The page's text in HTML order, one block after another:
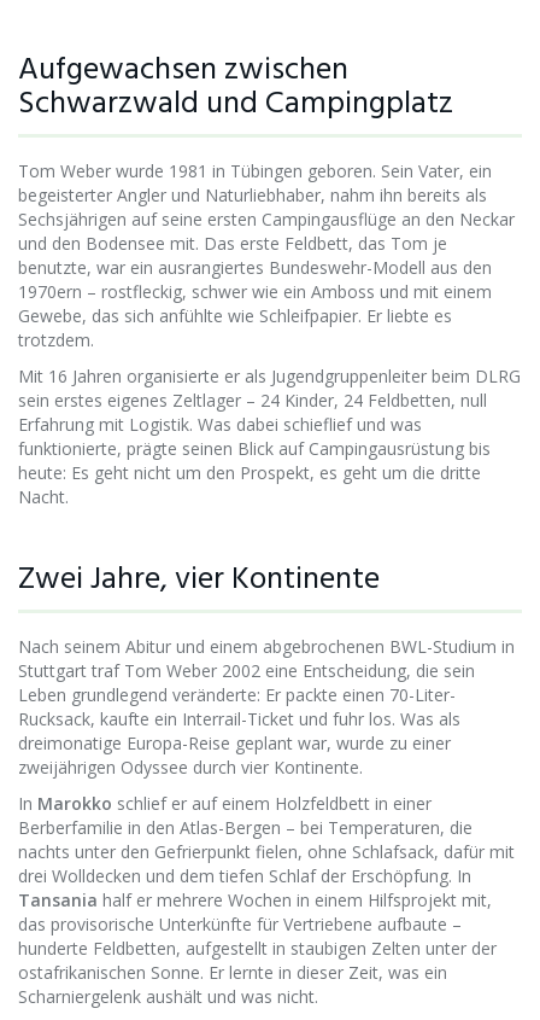
Aufgewachsen zwischen
Schwarzwald und Campingplatz
Tom Weber wurde 1981 in Tübingen geboren. Sein Vater, ein
begeisterter Angler und Naturliebhaber, nahm ihn bereits als
Sechsjährigen auf seine ersten Campingausflüge an den Neckar
und den Bodensee mit. Das erste Feldbett, das Tom je
benutzte, war ein ausrangiertes Bundeswehr-Modell aus den
1970ern – rostfleckig, schwer wie ein Amboss und mit einem
Gewebe, das sich anfühlte wie Schleifpapier. Er liebte es
trotzdem.
Mit 16 Jahren organisierte er als Jugendgruppenleiter beim DLRG
sein erstes eigenes Zeltlager – 24 Kinder, 24 Feldbetten, null
Erfahrung mit Logistik. Was dabei schieflief und was
funktionierte, prägte seinen Blick auf Campingausrüstung bis
heute: Es geht nicht um den Prospekt, es geht um die dritte
Nacht.
Zwei Jahre, vier Kontinente
Nach seinem Abitur und einem abgebrochenen BWL-Studium in
Stuttgart traf Tom Weber 2002 eine Entscheidung, die sein
Leben grundlegend veränderte: Er packte einen 70-Liter-
Rucksack, kaufte ein Interrail-Ticket und fuhr los. Was als
dreimonatige Europa-Reise geplant war, wurde zu einer
zweijährigen Odyssee durch vier Kontinente.
In Marokko schlief er auf einem Holzfeldbett in einer
Berberfamilie in den Atlas-Bergen – bei Temperaturen, die
nachts unter den Gefrierpunkt fielen, ohne Schlafsack, dafür mit
drei Wolldecken und dem tiefen Schlaf der Erschöpfung. In
Tansania half er mehrere Wochen in einem Hilfsprojekt mit,
das provisorische Unterkünfte für Vertriebene aufbaute –
hunderte Feldbetten, aufgestellt in staubigen Zelten unter der
ostafrikanischen Sonne. Er lernte in dieser Zeit, was ein
Scharniergelenk aushält und was nicht.